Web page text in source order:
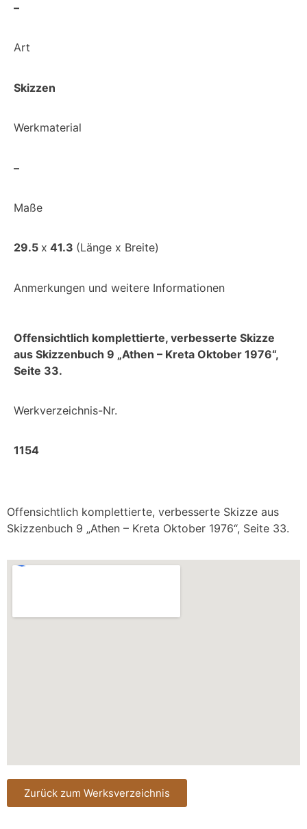
–
Art
Skizzen
Werkmaterial
–
Maße
29.5 x 41.3 (Länge x Breite)
Anmerkungen und weitere Informationen
Offensichtlich komplettierte, verbesserte Skizze
aus Skizzenbuch 9 „Athen – Kreta Oktober 1976“,
Seite 33.
Werkverzeichnis-Nr.
1154
Offensichtlich komplettierte, verbesserte Skizze aus
Skizzenbuch 9 „Athen – Kreta Oktober 1976“, Seite 33.
Zurück zum Werksverzeichnis